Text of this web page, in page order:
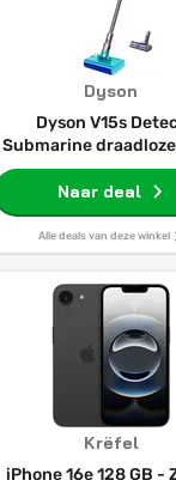
Dyson
Dyson V15s
Submarine
en waterzuiger
Naar deal
Alle deals van deze winkel
Krëfel
iPhone 16e 128 GB -